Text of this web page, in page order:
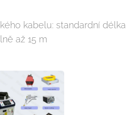
kabelu: standardní délka
až 15 m